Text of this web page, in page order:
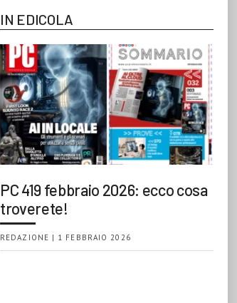
IN EDICOLA
PC 419 febbraio 2026: ecco cosa
troverete!
REDAZIONE | 1 FEBBRAIO 2026